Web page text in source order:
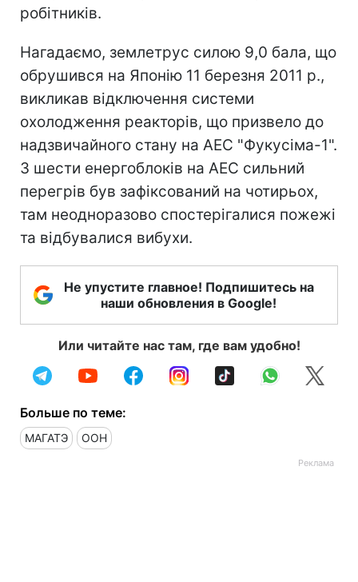
робітників.
Нагадаємо, землетрус силою 9,0 бала, що
обрушився на Японію 11 березня 2011 р.,
викликав відключення системи
охолодження реакторів, що призвело до
надзвичайного стану на АЕС "Фукусіма-1".
З шести енергоблоків на АЕС сильний
перегрів був зафіксований на чотирьох,
там неодноразово спостерігалися пожежі
та відбувалися вибухи.
Не упустите главное! Подпишитесь на
наши обновления в Google!
Или читайте нас там, где вам удобно!
Больше по теме:
МАГАТЭ ООН